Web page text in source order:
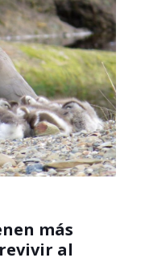
más
al